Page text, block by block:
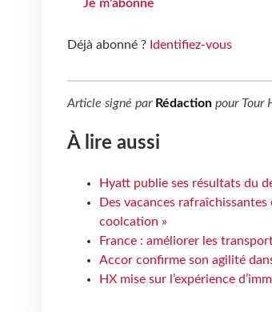
Je m'abonne
Déjà abonné ? Identifiez-vous
Article signé par Rédactionpour Tour
À lire aussi
Hyatt publie ses résultats du
Des vacances
coolcation »
France : améliorer les
Accor confirme son agilité
HX mise sur l’expérience